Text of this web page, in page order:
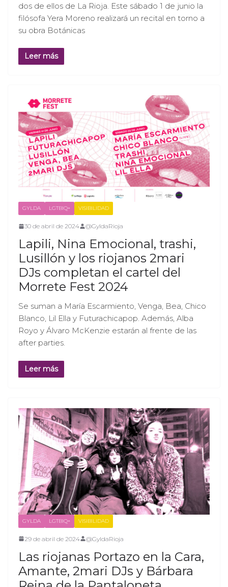
dos de ellos de La Rioja. Este sábado 1 de junio la
filósofa Yera Moreno realizará un recital en torno a
su obra Botánicas
Leer más
GYLDA LGTBIQ+ VISIBILIDAD
30 de abril de 2024 @GyldaRioja
Lapili, Nina Emocional, trashi,
Lusillón y los riojanos 2mari
DJs completan el cartel del
Morrete Fest 2024
Se suman a María Escarmiento, Venga, Bea, Chico
Blanco, Lil Ella y Futurachicapop. Además, Alba
Royo y Álvaro McKenzie estarán al frente de las
after parties.
Leer más
GYLDA LGTBIQ+ VISIBILIDAD
29 de abril de 2024 @GyldaRioja
Las riojanas Portazo en la Cara,
Amante, 2mari DJs y Bárbara